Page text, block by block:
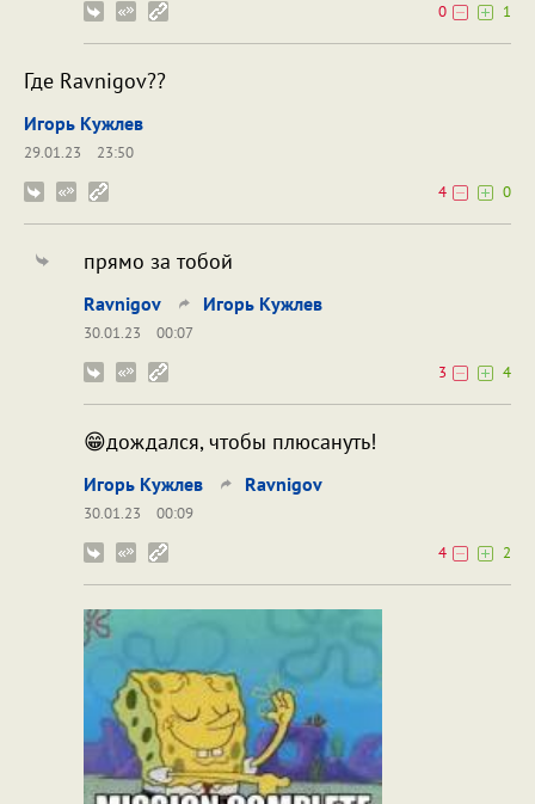
0
1
Где Ravnigov??
Игорь Кужлев
29.01.23
23:50
4
0
прямо за тобой
Ravnigov Игорь Кужлев
30.01.23
00:07
3
4
😁дождался, чтобы плюсануть!
Игорь Кужлев Ravnigov
30.01.23
00:09
4
2